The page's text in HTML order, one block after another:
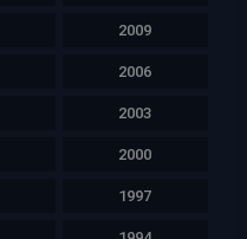
2009
2006
2003
2000
1997